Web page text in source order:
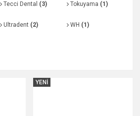
Tecci Dental (3) Tokuyama (1)
Ultradent (2) WH (1)
YENİ